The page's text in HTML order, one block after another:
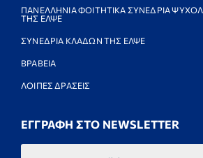
ΠΑΝΕΛΛΗΝΙΑ ΦΟΙΤΗΤΙΚΑ ΣΥΝΕΔΡΙΑ
ΤΗΣ ΕΛΨΕ
ΣΥΝΕΔΡΙΑ ΚΛΑΔΩΝ ΤΗΣ ΕΛΨΕ
ΒΡΑΒΕΙΑ
ΛΟΙΠΕΣ ΔΡΑΣΕΙΣ
ΕΓΓΡΑΦΗ ΣΤΟ NEWSLETTER